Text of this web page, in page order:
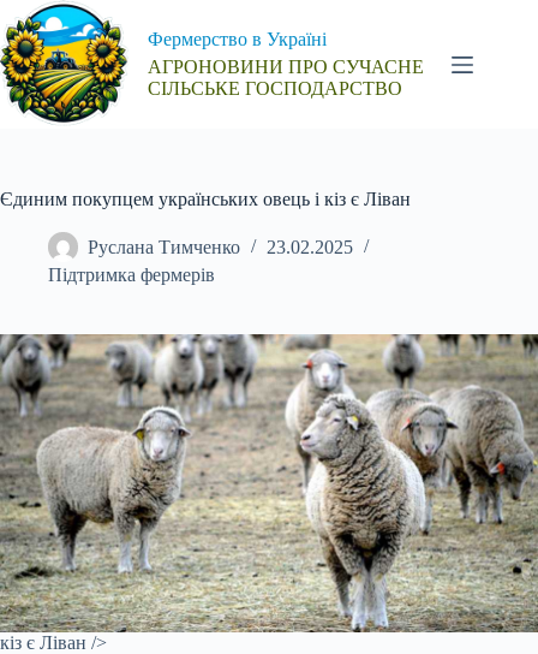
Перейти
до
вмісту
Фермерство в Україні
АГРОНОВИНИ ПРО СУЧАСНЕ
СІЛЬСЬКЕ ГОСПОДАРСТВО
Єдиним покупцем українських овець і кіз є Ліван
Руслана Тимченко
23.02.2025
Підтримка фермерів
кіз є Ліван />